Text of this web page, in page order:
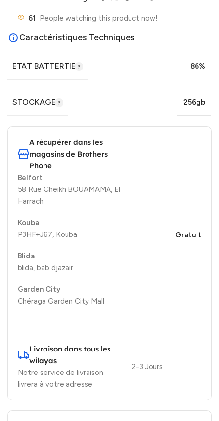
61 People watching this product now!
Caractéristiques Techniques
ETAT BATTERTIE 86%
STOCKAGE 256gb
A récupérer dans les
magasins de Brothers
Phone
Belfort
58 Rue Cheikh BOUAMAMA, El
Harrach
Kouba
P3HF+J67, Kouba
Blida
blida, bab djazair
Garden City
Chéraga Garden City Mall
Gratuit
Livraison dans tous les
wilayas
Notre service de livraison
livrera à votre adresse
2-3 Jours